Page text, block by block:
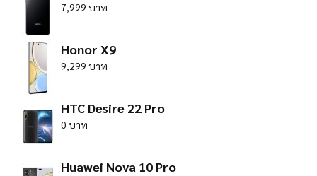
7,999 บาท
Honor X9
9,299 บาท
HTC Desire 22 Pro
0 บาท
Huawei Nova 10 Pro